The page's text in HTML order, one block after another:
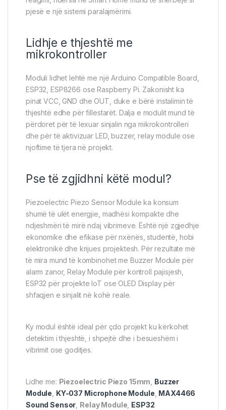
pjesë e një sistemi paralajmërimi.
Lidhje e thjeshtë me
mikrokontroller
Moduli lidhet lehtë me një Arduino Compatible Board,
ESP32, ESP8266 ose Raspberry Pi. Zakonisht ka
pinat VCC, GND dhe OUT, duke e bërë instalimin të
thjeshtë edhe për fillestarët. Dalja e modulit mund të
përdoret për të lexuar sinjalin nga mikrokontrolleri
dhe për të aktivizuar LED, buzzer, relay module ose
njoftime të tjera në projekt.
Pse të zgjidhni këtë modul?
Piezoelectric Piezo Sensor Module ka konsum
shumë të ulët energjie, madhësi kompakte dhe
ndjeshmëri të mirë ndaj vibrimeve. Është një zgjedhje
ekonomike dhe efikase për nxënës, studentë, hobi
elektronikë dhe krijues projektesh. Për rezultate më
të mira mund të kombinohet me Buzzer Module për
alarm zanor, Relay Module për kontroll pajisjesh,
ESP32 për projekte IoT ose OLED Display për
shfaqjen e sinjalit në kohë reale.
Ky modul është ideal për çdo projekt ku kërkohet
detektim i thjeshtë, i shpejtë dhe i besueshëm i
vibrimit ose goditjes.
Lidhe me: Piezoelectric Piezo 15mm Buzzer
Module KY-037 Microphone Module MAX4466
Sound Sensor Relay Module ESP32